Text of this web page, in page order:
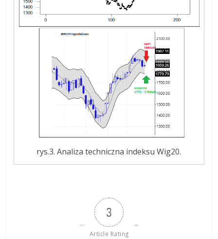
rys.3. Analiza techniczna indeksu Wig20.
3
Article Rating